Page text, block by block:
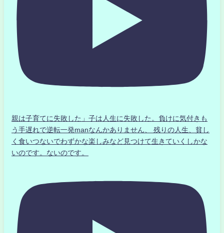
親は子育てに失敗した」子は人生に失敗した。負けに気付きも
う手遅れで逆転一発manなんかありません、 残りの人生、貧し
く食いつないでわずかな楽しみなど見つけて生きていくしかな
いのです。ないのです。